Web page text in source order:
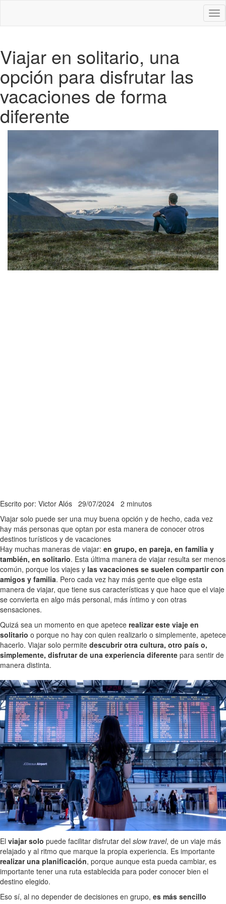
Viajar en solitario, una
opción para disfrutar las
vacaciones de forma
diferente
Escrito por: Victor Alós 29/07/2024 2 minutos
Viajar solo puede ser una muy buena opción y de hecho, cada vez
hay más personas que optan por esta manera de conocer otros
destinos turísticos y de vacaciones
Hay muchas maneras de viajar: en grupo, en pareja, en familia y
también, en solitario. Esta última manera de viajar resulta ser menos
común, porque los viajes y las vacaciones se suelen compartir con
amigos y familia. Pero cada vez hay más gente que elige esta
manera de viajar, que tiene sus características y que hace que el viaje
se convierta en algo más personal, más íntimo y con otras
sensaciones.
Quizá sea un momento en que apetece realizar este viaje en
solitario o porque no hay con quien realizarlo o simplemente, apetece
hacerlo. Viajar solo permite descubrir otra cultura, otro país o,
simplemente, disfrutar de una experiencia diferente para sentir de
manera distinta.
El viajar solo puede facilitar disfrutar del slow travel, de un viaje más
relajado y al ritmo que marque la propia experiencia. Es importante
realizar una planificación, porque aunque esta pueda cambiar, es
importante tener una ruta establecida para poder conocer bien el
destino elegido.
Eso sí, al no depender de decisiones en grupo, es más sencillo